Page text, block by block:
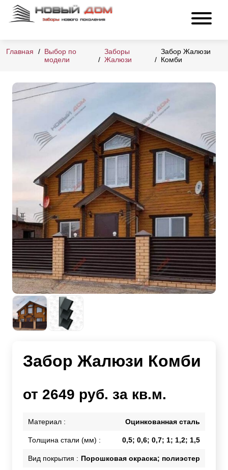
Главная
Выбор по
модели
Заборы
Жалюзи
Забор Жалюзи
Комби
Забор Жалюзи Комби
от 2649 руб. за кв.м.
Материал : Оцинкованная сталь
Толщина стали (мм) : 0,5; 0,6; 0,7; 1; 1,2; 1,5
Вид покрытия : Порошковая окраска; полиэстер